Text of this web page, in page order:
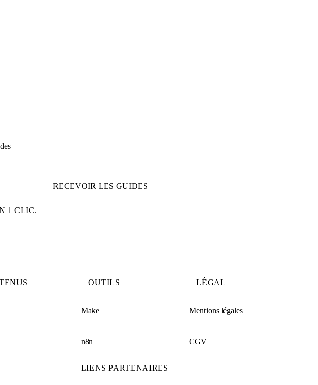
RECEVOIR LES GUIDES
1 CLIC.
OUTILS
Make
n8n
LIENS PARTENAIRES
LÉGAL
Mentions légales
CGV